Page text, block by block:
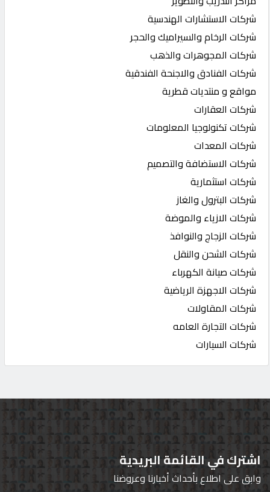
شركات الاستشارات الهندسية
شركات الرخام والسيراميك والحجر
شركات المجوهرات والذهب
شركات الفنادق والاجنحة الفندقية
مواقع و منتديات قطرية
شركات العقارات
شركات تكنولوجيا المعلومات
شركات المعدات
شركات الاستضافة والتصميم
شركات استثمارية
شركات البترول والغاز
شركات الازياء والموضة
شركات الزجاج والنوافذ
شركات الشحن والنقل
شركات صيانة الكهرباء
شركات الاجهزة الرياضية
شركات المقاولات
شركات التجارة العامه
شركات السيارات
اشترك في القائمة البريدية
وابق على اطلاع بأحداث أخبارنا وعروضنا